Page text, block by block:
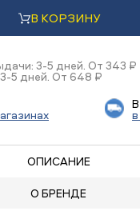
В КОРЗИНУ
3-5 дней. От 343 ₽
5 дней. От 648 ₽
ОПИСАНИЕ
О БРЕНДЕ